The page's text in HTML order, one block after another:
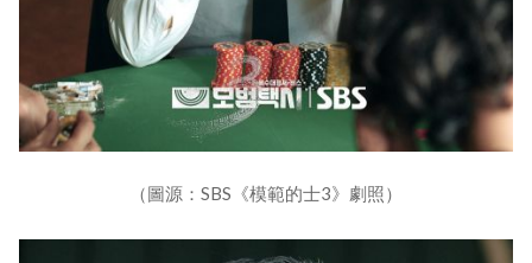
（圖源：SBS《模範的士3》劇照）